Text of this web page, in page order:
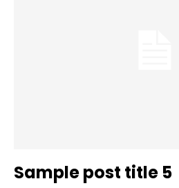
Sample post title 5